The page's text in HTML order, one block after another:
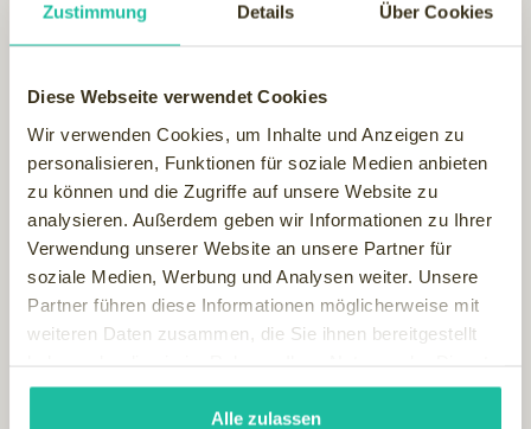
Zustimmung Details Über Cookies
Diese Webseite verwendet Cookies
Wir verwenden Cookies, um Inhalte und Anzeigen zu
personalisieren, Funktionen für soziale Medien anbieten
zu können und die Zugriffe auf unsere Website zu
analysieren. Außerdem geben wir Informationen zu Ihrer
Verwendung unserer Website an unsere Partner für
soziale Medien, Werbung und Analysen weiter. Unsere
Partner führen diese Informationen möglicherweise mit
weiteren Daten zusammen, die Sie ihnen bereitgestellt
gesammelt haben.
Alle zulassen
Betten und Whirlwanne im Schlafbereich, Bäder mit
Schneckendusche und Tageslicht, Wohn(t)-räume mit
Wärme und Geborgenheit. Integrierte TV und W-Lan stellen
sicher, dass trotz märchenhafter Lage der Kontakt zur Welt
bestehen bleibt. Dem stehen die komplett neu gestalteten
Zimmer im Stamm- und Landhaus in nichts nach. Elegant
ausstaffierte Wohnräume und exklusive Bäder werden Sie
begeistern."
Außerdem fühlt man sich im Rübezahl der Natur verpflichtet
Sparsam, sauber, intelligent und auf dem letzten Stand der
Entwicklung stellt man sich das Energiekonzept des